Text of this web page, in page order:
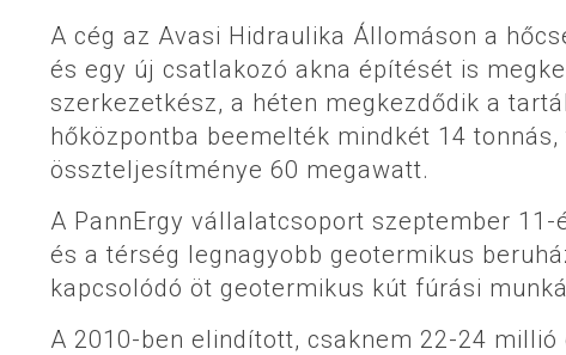
A cég az Avasi Hidraulika Állomáson a
és egy új csatlakozó akna építését is
szerkezetkész, a héten megkezdődik a
hőközpontba beemelték mindkét 14
összteljesítménye 60 megawatt.
A PannErgy vállalatcsoport szeptember
és a térség legnagyobb geotermikus
kapcsolódó öt geotermikus kút fúrási
A 2010-ben elindított, csaknem 22-24